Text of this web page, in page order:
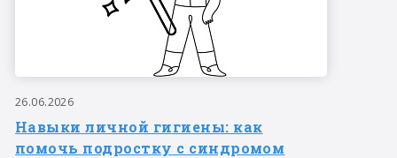
26.06.2026
Навыки личной гигиены: как
помочь подростку с синдромом